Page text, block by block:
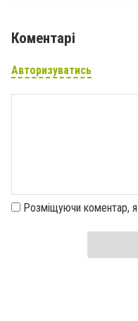
Коментарі
Авторизуватись
Розміщуючи коментар,